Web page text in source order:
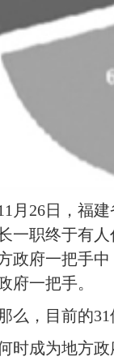
26日，福建
一职终于有
政府一把手
府一把手。
，目前的31位
成为地方政